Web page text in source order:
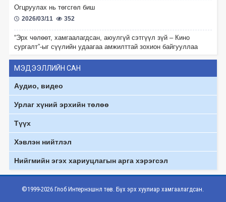
Огцруулах нь төгсгөл биш
2026/03/11 352
“Эрх чөлөөт, хамгаалагдсан, аюулгүй сэтгүүл зүй – Кино
сургалт”-ыг сүүлийн удаагаа амжилттай зохион байгууллаа
2026/01/15 577
“Үзэл бодлоо илэрхийлэх эрх чөлөө – Иргэний
орон зайн баталгаа болох нь” олон талт
хэлэлцүүлэг боллоо.
2025/12/11 522
“Глоб Интернэшнл Төв” ТББ-ын Удирдах зөвлөлийн дарга
Х.Наранжаргал
2025/12/11 593
“Эрх чөлөөт, хамгаалагдсан, аюулгүй сэтгүүл зүй – Кино
сургалт”-ыг тав дахь удаагаа амжилттай зохион байгууллаа
2025/12/05 533
МЭДЭЭЛЛИЙН САН
Аудио, видео
Урлаг хүний эрхийн төлөө
Түүх
Хэвлэн нийтлэл
Нийгмийн эгэх хариуцлагын арга хэрэгсэл
©1999-2026 Глоб Интернэшнл төв. Бүх эрх хуулиар хамгаалагдсан.